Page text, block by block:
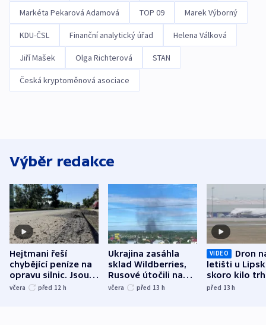
Markéta Pekarová Adamová TOP 09 Marek Výborný
KDU-ČSL Finanční analytický úřad Helena Válková
Jiří Mašek Olga Richterová STAN
Česká kryptoměnová asociace
Výběr redakce
Hejtmani řeší
chybějící peníze na
opravu silnic. Jsou
nenárokové, namítá
včera před 12 h
Ukrajina zasáhla
sklad Wildberries,
Rusové útočili na
trh, hasiče či
včera před 13 h
VIDEO
Dron
letišti u
skoro kilo
indicie
před 13h